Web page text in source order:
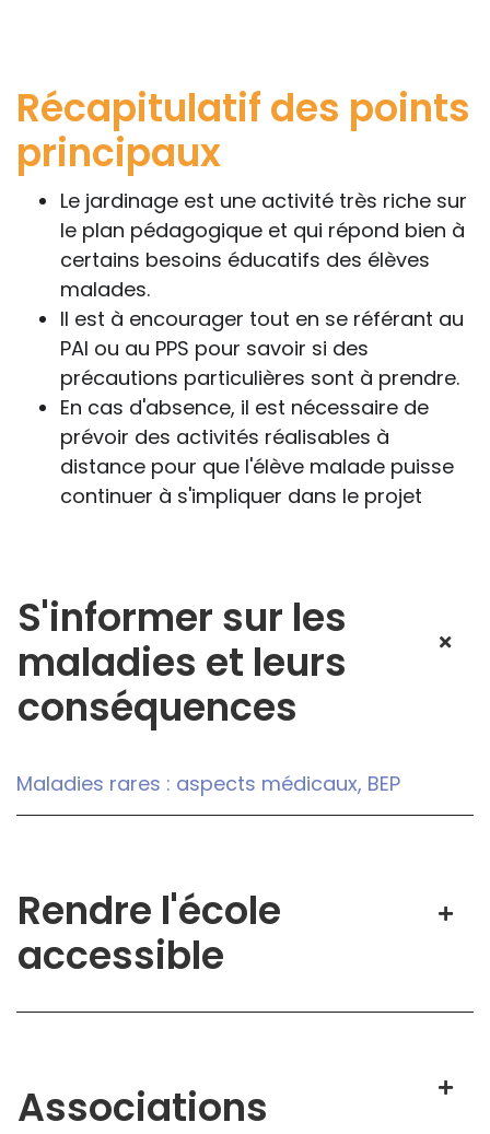
Récapitulatif des points
principaux
Le jardinage est une activité très riche sur
le plan pédagogique et qui répond bien à
certains besoins éducatifs des élèves
malades.
Il est à encourager tout en se référant au
PAI ou au PPS pour savoir si des
précautions particulières sont à prendre.
En cas d'absence, il est nécessaire de
prévoir des activités réalisables à
distance pour que l'élève malade puisse
continuer à s'impliquer dans le projet
S'informer sur les
maladies et leurs
conséquences
Maladies rares : aspects médicaux, BEP
Rendre l'école
accessible
Associations